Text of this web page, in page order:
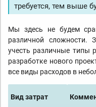
требуется, тем выше
Мы здесь не будем
различной сложности.
учесть различные типы
разработке нового
все виды расходов в
Вид затрат